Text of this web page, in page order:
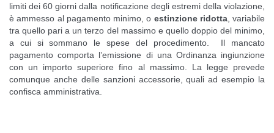
limiti dei 60 giorni dalla notificazione degli estremi della violazione,
è ammesso al pagamento minimo, o estinzione ridotta, variabile
tra quello pari a un terzo del massimo e quello doppio del minimo,
a cui si sommano le spese del procedimento. Il mancato
pagamento comporta l’emissione di una Ordinanza ingiunzione
con un importo superiore fino al massimo. La legge prevede
comunque anche delle sanzioni accessorie, quali ad esempio la
confisca amministrativa.